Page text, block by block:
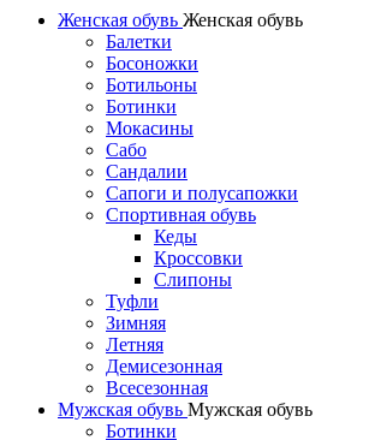
Женская обувь Женская обувь
Балетки
Босоножки
Ботильоны
Ботинки
Мокасины
Сабо
Сандалии
Сапоги и полусапожки
Спортивная обувь
Кеды
Кроссовки
Слипоны
Туфли
Зимняя
Летняя
Демисезонная
Всесезонная
Мужская обувь Мужская обувь
Ботинки